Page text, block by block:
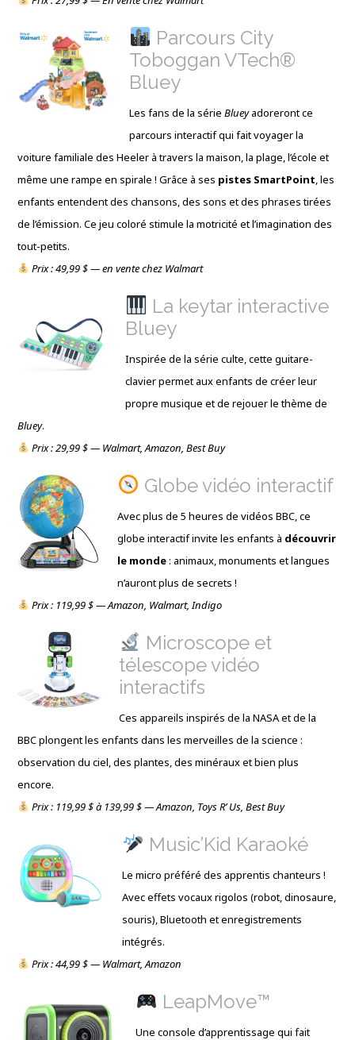
Parcours City
Toboggan VTech®
Bluey
Les fans de la sérieBlueyadoreront ce
parcours interactif qui fait voyager la
voiture familiale des Heeler à travers la maison, la plage, l’école et
même une rampe en spirale ! Grâce à ses pistes SmartPoint, les
enfants entendent des chansons, des sons et des phrases tirées
de l’émission. Ce jeu coloré stimule la motricité et l’imagination des
tout-petits.
Prix : 49,99 $ — en vente chez Walmart
La keytar interactive
Bluey
Inspirée de la série culte, cette guitare-
clavier permet aux enfants de créer leur
propre musique et de rejouer le thème de
Bluey.
Prix : 29,99 $ — Walmart, Amazon, Best Buy
Globe vidéo interactif
Avec plus de 5 heures de vidéos BBC, ce
globe interactif invite les enfants à découvrir
le monde: animaux, monuments et langues
n’auront plus de secrets !
Prix : 119,99 $ — Amazon, Walmart, Indigo
Microscope et
télescope vidéo
interactifs
Ces appareils inspirés de la NASA et de la
BBC plongent les enfants dans les merveilles de la science :
observation du ciel, des plantes, des minéraux et bien plus
encore.
Prix : 119,99 $ à 139,99 $ — Amazon, Toys R’ Us, Best Buy
Music’Kid Karaoké
Le micro préféré des apprentis chanteurs !
Avec effets vocaux rigolos (robot, dinosaure,
souris), Bluetooth et enregistrements
intégrés.
Prix : 44,99 $ — Walmart, Amazon
LeapMove™
Une console d’apprentissage qui fait